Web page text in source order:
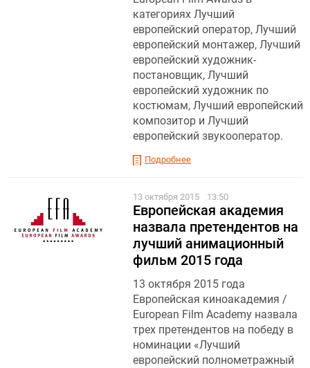
категориях Лучший
европейский оператор, Лучший
европейский монтажер, Лучший
европейский художник-
постановщик, Лучший
европейский художник по
костюмам, Лучший европейский
композитор и Лучший
европейский звукооператор.
Подробнее
13 октября 2015 13:50
Европейская академия
назвала претендентов на
лучший анимационный
фильм 2015 года
13 октября 2015 года
Европейская киноакадемия /
European Film Academy назвала
трех претендентов на победу в
номинации «Лучший
европейский полнометражный